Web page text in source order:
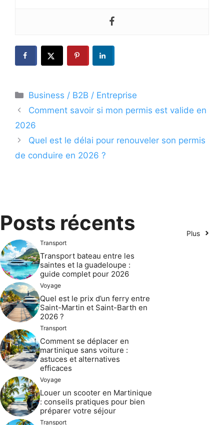
Catégories
Business / B2B / Entreprise
Comment savoir si mon permis est valide en
2026
Quel est le délai pour renouveler son permis
de conduire en 2026 ?
Posts récents Plus
Transport
Transport bateau entre les
saintes et la guadeloupe :
guide complet pour 2026
Voyage
Quel est le prix d’un ferry entre
Saint-Martin et Saint-Barth en
2026 ?
Transport
Comment se déplacer en
martinique sans voiture :
astuces et alternatives
efficaces
Voyage
Louer un scooter en Martinique
: conseils pratiques pour bien
préparer votre séjour
Transport